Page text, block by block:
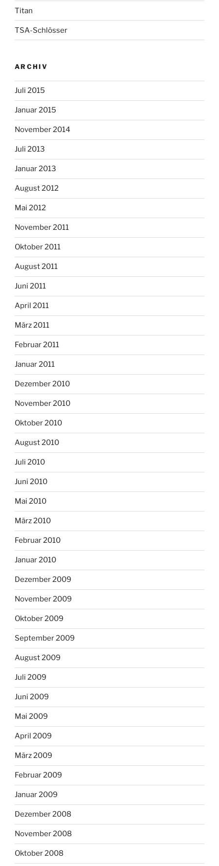
Titan
TSA-Schlösser
ARCHIV
Juli 2015
Januar 2015
November 2014
Juli 2013
Januar 2013
August 2012
Mai 2012
November 2011
Oktober 2011
August 2011
Juni 2011
April 2011
März 2011
Februar 2011
Januar 2011
Dezember 2010
November 2010
Oktober 2010
August 2010
Juli 2010
Juni 2010
Mai 2010
März 2010
Februar 2010
Januar 2010
Dezember 2009
November 2009
Oktober 2009
September 2009
August 2009
Juli 2009
Juni 2009
Mai 2009
April 2009
März 2009
Februar 2009
Januar 2009
Dezember 2008
November 2008
Oktober 2008